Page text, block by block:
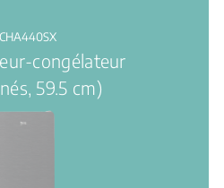
congélateur
59.5 cm)